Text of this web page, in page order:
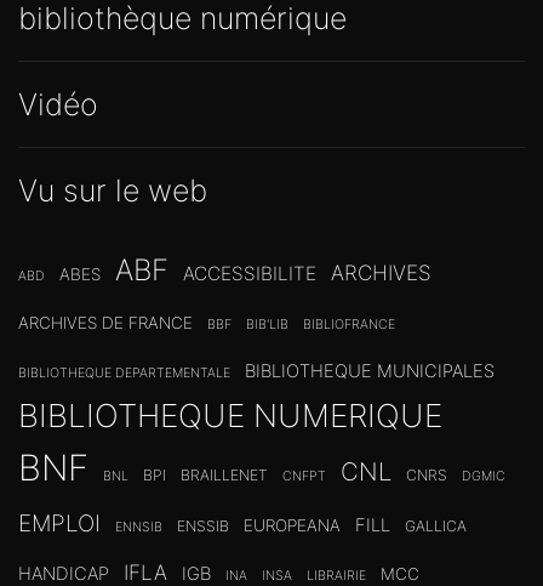
bibliothèque numérique
Vidéo
Vu sur le web
ABD ABES ABF ACCESSIBILITE ARCHIVES
ARCHIVES DE FRANCE BBF BIB'LIB BIBLIOFRANCE
BIBLIOTHEQUE DEPARTEMENTALE BIBLIOTHEQUE MUNICIPALES
BIBLIOTHEQUE NUMERIQUE
BNF BNL BPI BRAILLENET CNFPT CNL CNRS DGMIC
EMPLOI ENNSIB ENSSIB EUROPEANA FILL GALLICA
HANDICAP IFLA IGB INA INSA LIBRAIRIE MCC